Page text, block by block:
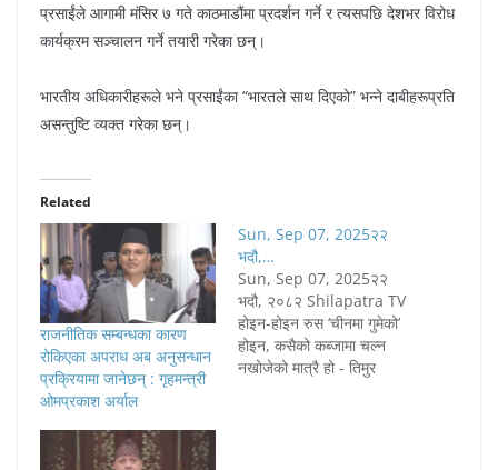
प्रसाईंले आगामी मंसिर ७ गते काठमाडौंमा प्रदर्शन गर्ने र त्यसपछि देशभर विरोध
कार्यक्रम सञ्चालन गर्ने तयारी गरेका छन्।
भारतीय अधिकारीहरूले भने प्रसाईंका “भारतले साथ दिएको” भन्ने दाबीहरूप्रति
असन्तुष्टि व्यक्त गरेका छन्।
Related
राजनीतिक सम्बन्धका कारण
रोकिएका अपराध अब अनुसन्धान
प्रक्रियामा जानेछन् : गृहमन्त्री
ओमप्रकाश अर्याल
Sun, Sep 07, 2025२२
भदौ,…
Sun, Sep 07, 2025२२
भदौ, २०८२ Shilapatra TV
होइन-होइन रुस ‘चीनमा गुमेको’
होइन, कसैको कब्जामा चल्न
नखोजेको मात्रै हो - तिमुर